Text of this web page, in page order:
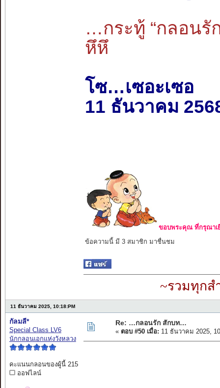
…กระทู้ “กลอนรั
หึหึ
โซ…เซอะเซอ
11 ธันวาคม
ขอบพระคุณ ที่กรุณาเ
ข้อความนี้ มี 3 สมาชิก มาชื่นชม
~รวมทุกส
11 ธันวาคม 2025, 10:18:PM
กัลมลี*
Special Class LV6
นักกลอนเอกแห่งวังหลวง
คะแนนกลอนของผู้นี้ 215
ออฟไลน์
Re: …กลอนรัก สักบท…
« ตอบ #50 เมื่อ: 11 ธันวาคม 2025,